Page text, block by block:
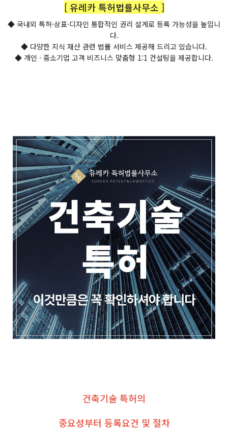
[ 유레카 특허법률사무소 ]
◆ 국내외 특허·상표·디자인 통합적인 권리 설계로 등록 가능성을 높입니
다.
◆ 다양한 지식 재산 관련 법률 서비스 제공해 드리고 있습니다.
◆ 개인 · 중소기업 고객 비즈니스 맞춤형 1:1 컨설팅을 제공합니다.
건축기술 특허의
중요성부터 등록요건 및 절차